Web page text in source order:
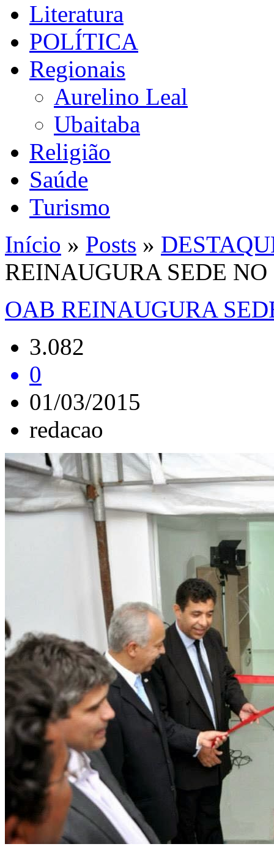
Literatura
POLÍTICA
Regionais
Aurelino Leal
Ubaitaba
Religião
Saúde
Turismo
Início » Posts »
REINAUGURA SEDE
OAB REINAUGURA
3.082
0
01/03/2015
redacao